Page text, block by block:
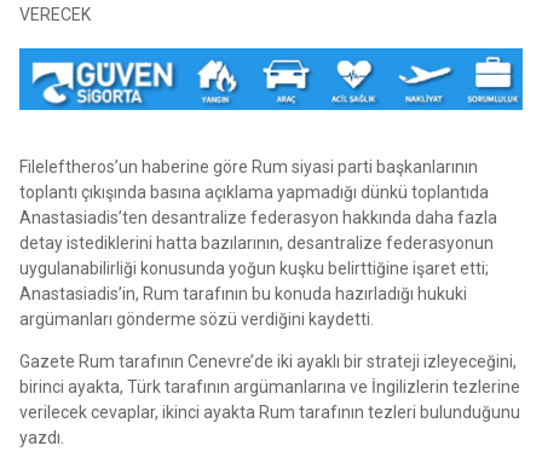
VERECEK
Fileleftheros’un haberine göre Rum siyasi parti başkanlarının
toplantı çıkışında basına açıklama yapmadığı dünkü toplantıda
Anastasiadis’ten desantralize federasyon hakkında daha fazla
detay istediklerini hatta bazılarının, desantralize federasyonun
uygulanabilirliği konusunda yoğun kuşku belirttiğine işaret etti;
Anastasiadis’in, Rum tarafının bu konuda hazırladığı hukuki
argümanları gönderme sözü verdiğini kaydetti.
Gazete Rum tarafının Cenevre’de iki ayaklı bir strateji izleyeceğini,
birinci ayakta, Türk tarafının argümanlarına ve İngilizlerin tezlerine
verilecek cevaplar, ikinci ayakta Rum tarafının tezleri bulunduğunu
yazdı.